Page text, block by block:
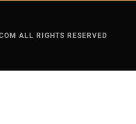
ALL RIGHTS RESERVED